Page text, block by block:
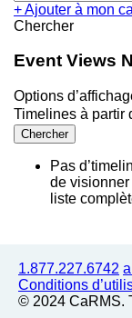
+ Ajouter à mon
Chercher
Event Views
Options
Timelines à partir
Pas
de visionner
liste
1.877.227.6742
Conditions
© 2024 CaRMS.